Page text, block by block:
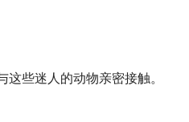
些迷人的动物亲密接触。